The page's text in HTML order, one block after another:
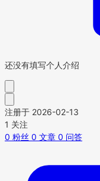
还没有填写个人介绍
注册于 2026-02-13
1 关注
0 粉丝 0 文章 0 问答